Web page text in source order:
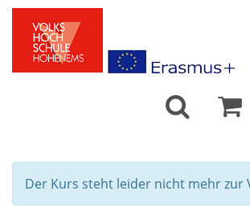
Der Kurs steht leider nicht mehr zur